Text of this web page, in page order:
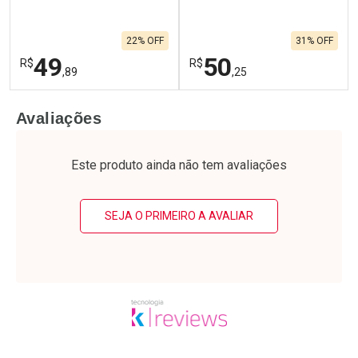
R$49,89
22% OFF
Laboratório
Por Menos
R$50,25
31% OFF
Laboratório
Por Menos
Avaliações
Este produto ainda não tem avaliações
SEJA O PRIMEIRO A AVALIAR